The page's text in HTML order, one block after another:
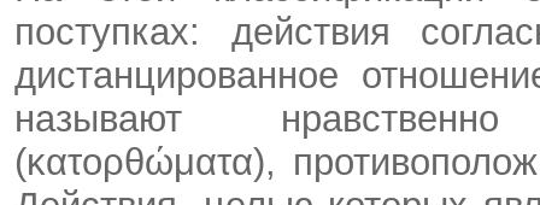
поступках: действия
дистанцированное
называют
(κατορθώματα),